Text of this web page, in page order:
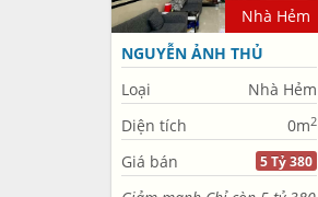
Nhà Hẻm
NGUYỄN ẢNH THỦ
Loại
Nhà Hẻm
Diện tích
0m2
Giá bán 5 Tỷ 380